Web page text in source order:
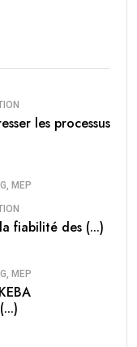
les processus
MEP
fiabilité des (...)
MEP